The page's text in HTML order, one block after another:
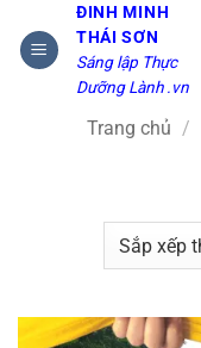
qua
ĐINH MINH
THÁI SƠN
Sáng lập Thực
Dưỡng Lành .vn
Trang chủ /